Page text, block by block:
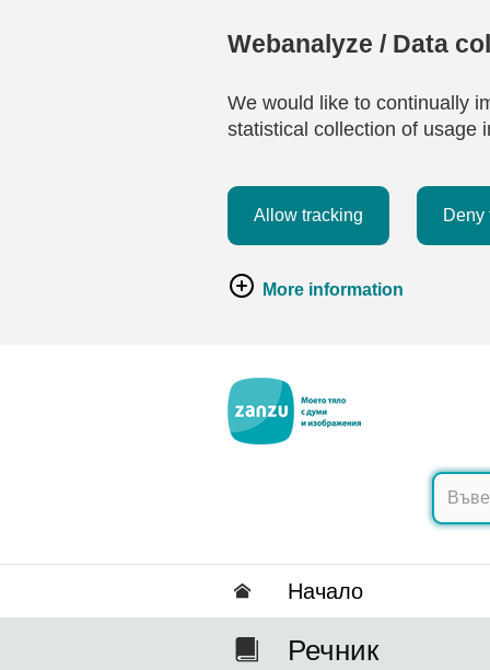
Webanalyze / Data
We would like to continually
statistical collection of usage
Allow tracking Deny
More information
Hачало
Речник